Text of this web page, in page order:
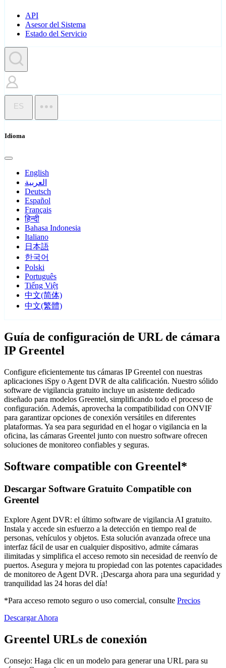
API
Asesor del Sistema
Estado del Servicio
ES
Idioma
English
العربية
Deutsch
Español
Français
हिन्दी
Bahasa Indonesia
Italiano
日本語
한국어
Polski
Português
Tiếng Việt
中文(简体)
中文(繁體)
Guía de configuración de URL de cámara
IP Greentel
Configure eficientemente tus cámaras IP Greentel con nuestras
aplicaciones iSpy o Agent DVR de alta calificación. Nuestro sólido
software de vigilancia gratuito incluye un asistente dedicado
diseñado para modelos Greentel, simplificando todo el proceso de
configuración. Además, aprovecha la compatibilidad con ONVIF
para garantizar opciones de conexión versátiles en diferentes
plataformas. Ya sea para seguridad en el hogar o vigilancia en la
oficina, las cámaras Greentel junto con nuestro software ofrecen
soluciones de monitoreo confiables y seguras.
Software compatible con Greentel*
Descargar Software Gratuito Compatible con
Greentel
Explore Agent DVR: el último software de vigilancia AI gratuito.
Instala y accede sin esfuerzo a la detección en tiempo real de
personas, vehículos y objetos. Esta solución avanzada ofrece una
interfaz fácil de usar en cualquier dispositivo, admite cámaras
ilimitadas y simplifica el acceso remoto sin necesidad de reenvío de
puertos. Asegura y mejora tu propiedad con las potentes capacidades
de monitoreo de Agent DVR. ¡Descarga ahora para una seguridad y
tranquilidad las 24 horas del día!
*Para acceso remoto seguro o uso comercial, consulte Precios
Descargar Ahora
Greentel URLs de conexión
Consejo: Haga clic en un modelo para generar una URL para su